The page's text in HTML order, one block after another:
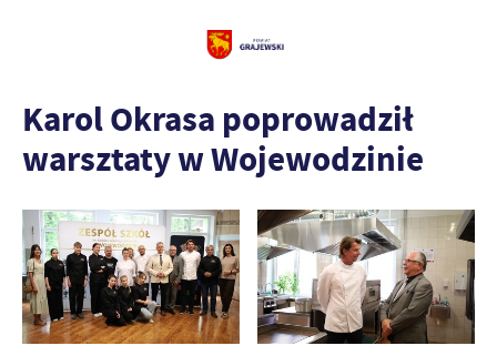
Karol Okrasa poprowadził
warsztaty w Wojewodzinie